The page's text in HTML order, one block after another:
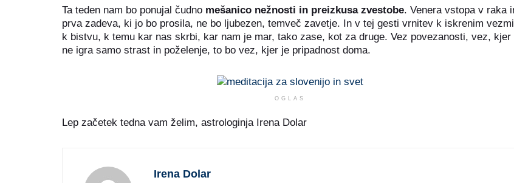
Ta teden nam bo ponujal čudno mešanico nežnosti in preizkusa zvestobe. Venera vstopa v raka
prva zadeva, ki jo bo prosila, ne bo ljubezen, temveč zavetje. In v tej gesti vrnitev k iskrenim
k bistvu, k temu kar nas skrbi, kar nam je mar, tako zase, kot za druge. Vez povezanosti, vez, kjer
ne igra samo strast in poželenje, to bo vez, kjer je pripadnost doma.
OGLAS
Lep začetek tedna vam želim, astrologinja Irena Dolar
Irena Dolar